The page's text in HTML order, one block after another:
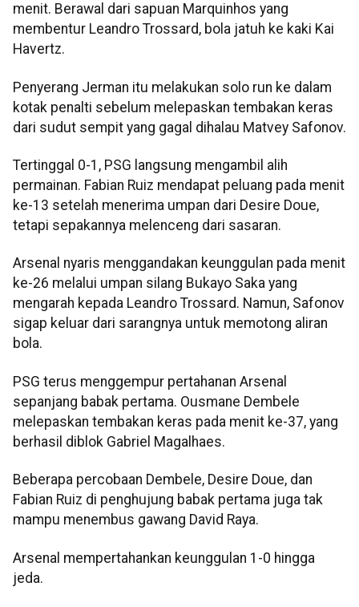
menit. Berawal dari sapuan Marquinhos yang
membentur Leandro Trossard, bola jatuh ke kaki Kai
Havertz.
Penyerang Jerman itu melakukan solo run ke dalam
kotak penalti sebelum melepaskan tembakan keras
dari sudut sempit yang gagal dihalau Matvey Safonov.
Tertinggal 0-1, PSG langsung mengambil alih
permainan. Fabian Ruiz mendapat peluang pada menit
ke-13 setelah menerima umpan dari Desire Doue,
tetapi sepakannya melenceng dari sasaran.
Arsenal nyaris menggandakan keunggulan pada menit
ke-26 melalui umpan silang Bukayo Saka yang
mengarah kepada Leandro Trossard. Namun, Safonov
sigap keluar dari sarangnya untuk memotong aliran
bola.
PSG terus menggempur pertahanan Arsenal
sepanjang babak pertama. Ousmane Dembele
melepaskan tembakan keras pada menit ke-37, yang
berhasil diblok Gabriel Magalhaes.
Beberapa percobaan Dembele, Desire Doue, dan
Fabian Ruiz di penghujung babak pertama juga tak
mampu menembus gawang David Raya.
Arsenal mempertahankan keunggulan 1-0 hingga
jeda.